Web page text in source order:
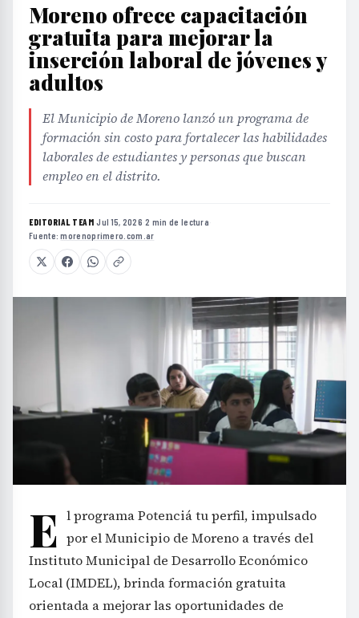
Moreno ofrece capacitación
gratuita para mejorar la
inserción laboral de jóvenes y
adultos
El Municipio de Moreno lanzó un programa de
formación sin costo para fortalecer las habilidades
laborales de estudiantes y personas que buscan
empleo en el distrito.
EDITORIAL TEAM·Jul 15, 2026·2 min de lectura·
Fuente:morenoprimero.com.ar
E l programa Potenciá tu perfil, impulsado
por el Municipio de Moreno a través del
Instituto Municipal de Desarrollo Económico
Local (IMDEL), brinda formación gratuita
orientada a mejorar las oportunidades de